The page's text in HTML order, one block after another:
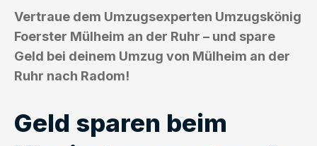
Vertraue dem Umzugsexperten Umzugskönig
Foerster Mülheim an der Ruhr – und spare
Geld bei deinem Umzug von Mülheim an der
Ruhr nach Radom!
Geld sparen beim